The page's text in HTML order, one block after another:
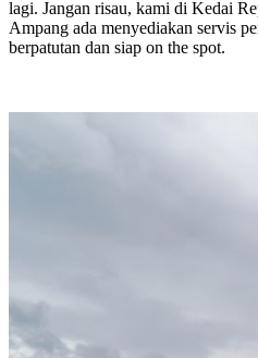
lagi. Jangan risau, kami di Kedai
Ampang ada menyediakan servis
berpatutan dan siap on the spot.